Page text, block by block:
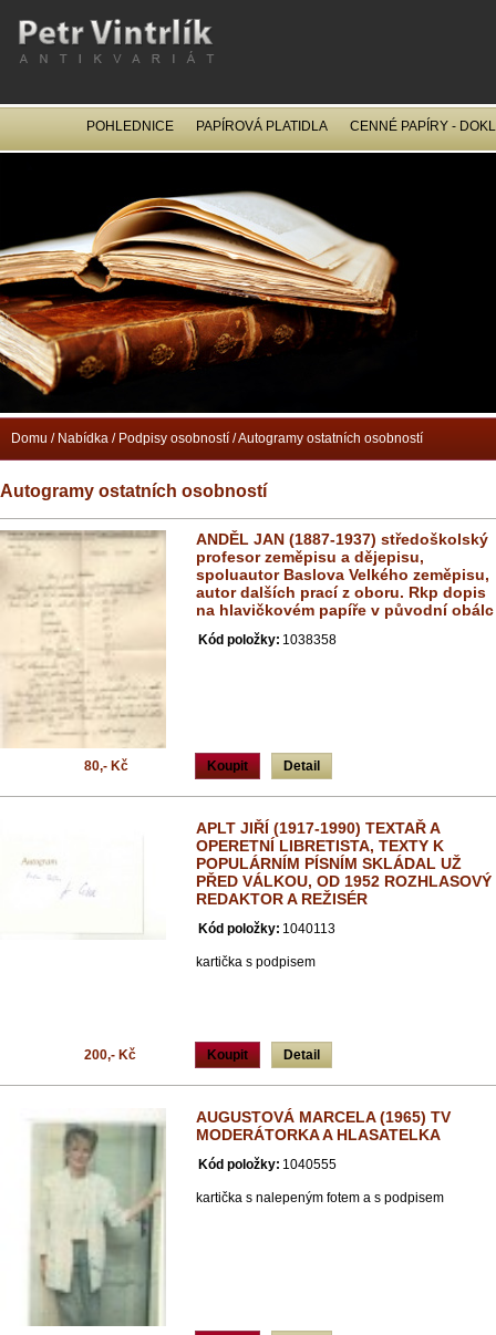
Autogramy ostatních osobností
ANDĚL JAN (1887-1937) středoškolský
profesor zeměpisu a dějepisu,
spoluautor Baslova Velkého zeměpisu,
autor dalších prací z oboru. Rkp dopis
na hlavičkovém papíře v původní obálc
Kód položky: 1038358
Koupit Detail
80,- Kč
APLT JIŘÍ (1917-1990) TEXTAŘ A
OPERETNÍ LIBRETISTA, TEXTY K
POPULÁRNÍM PÍSNÍM SKLÁDAL UŽ
PŘED VÁLKOU, OD 1952 ROZHLASOVÝ
REDAKTOR A REŽISÉR
Kód položky: 1040113
kartička s podpisem
Koupit Detail
200,- Kč
AUGUSTOVÁ MARCELA (1965) TV
MODERÁTORKA A HLASATELKA
Kód položky: 1040555
kartička s nalepeným fotem a s podpisem
POHLEDNICE PAPÍROVÁ PLATIDLA CENNÉ PAPÍRY -
Domu / Nabídka / Podpisy osobností /Autogramy ostatních osobností